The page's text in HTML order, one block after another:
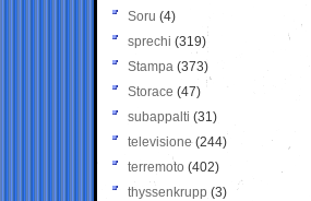
Soru (4)
sprechi (319)
Stampa (373)
Storace (47)
subappalti (31)
televisione(244)
terremoto (402)
thyssenkrupp (3)